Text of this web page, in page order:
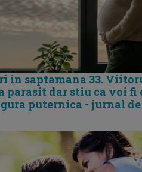
in saptamana 33.
parasit dar stiu ca voi fi
puternica - jurnal